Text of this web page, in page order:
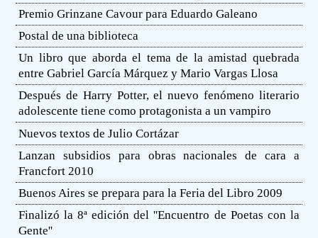
Premio Grinzane Cavour para Eduardo Galeano
Postal de una biblioteca
Un libro que aborda el tema de la amistad quebrada
entre Gabriel García Márquez y Mario Vargas Llosa
Después de Harry Potter, el nuevo fenómeno literario
adolescente tiene como protagonista a un vampiro
Nuevos textos de Julio Cortázar
Lanzan subsidios para obras nacionales de cara a
Francfort 2010
Buenos Aires se prepara para la Feria del Libro 2009
Finalizó la 8ª edición del ''Encuentro de Poetas con la
Gente''